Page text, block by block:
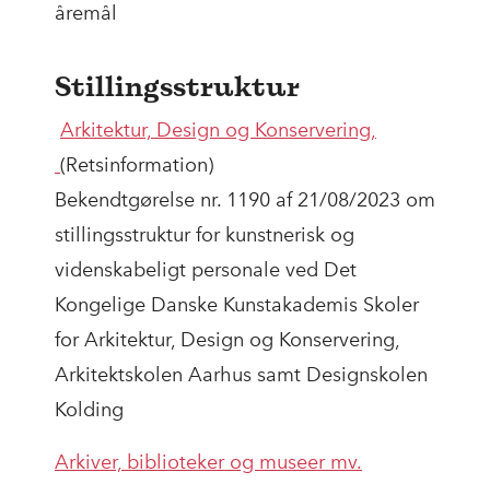
åremål
Stillingsstruktur
Arkitektur, Design og Konservering,
(Retsinformation)
Bekendtgørelse nr. 1190 af 21/08/2023 om
stillingsstruktur for kunstnerisk og
videnskabeligt personale ved Det
Kongelige Danske Kunstakademis Skoler
for Arkitektur, Design og Konservering,
Arkitektskolen Aarhus samt Designskolen
Kolding
Arkiver, biblioteker og museer mv.